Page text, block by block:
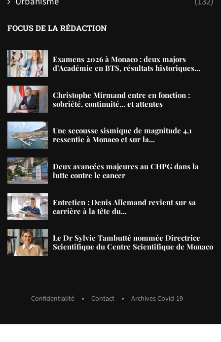
FOCUS DE LA RÉDACTION
Examens 2026 à Monaco : deux majors
d’Académie en BTS, résultats historiques...
Christophe Mirmand entre en fonction :
sobriété, continuité… et attentes
Une secousse sismique de magnitude 4,1
ressentie à Monaco et sur la...
Deux avancées majeures au CHPG dans la
lutte contre le cancer
Entretien : Denis Allemand revient sur sa
carrière à la tête du...
Le Dr Sylvie Tambutté nommée Directrice
Scientifique du Centre Scientifique de Monaco
Confidentialité Contact Archives Covid-19